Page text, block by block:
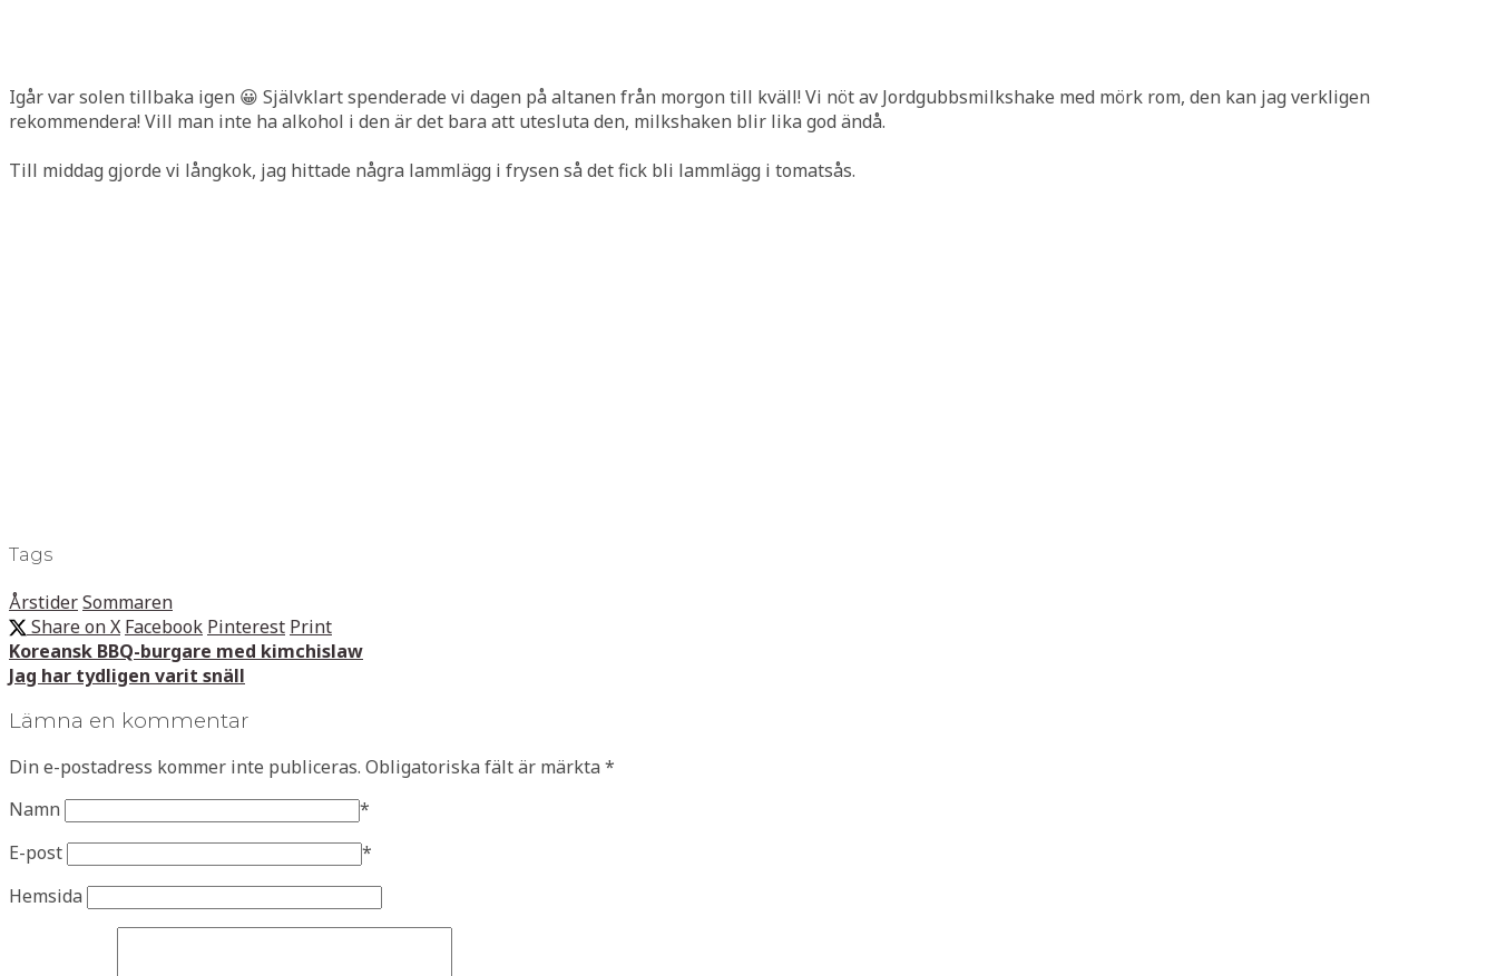
Igår var solen tillbaka igen 😀 Självklart spenderade vi dagen på altanen från morgon till kväll! Vi nöt av Jordgubbsmilkshake med mörk rom, den kan jag verkligen
rekommendera! Vill man inte ha alkohol i den är det bara att utesluta den, milkshaken blir lika god ändå.
Till middag gjorde vi långkok, jag hittade några lammlägg i frysen så det fick bli lammlägg i tomatsås.
Tags
ÅrstiderSommaren
Share on X Facebook Pinterest Print
Koreansk BBQ-burgare med kimchislaw
Jag har tydligen varit snäll
Lämna en kommentar
Din e-postadress kommer inte publiceras. Obligatoriska fält är märkta *
Namn
*
E-post
*
Hemsida